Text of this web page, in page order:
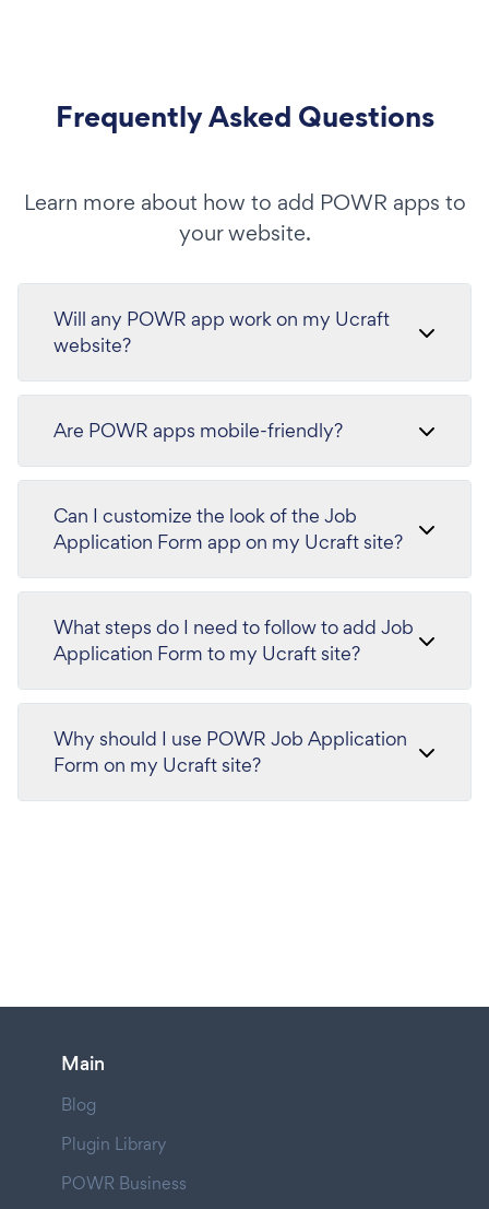
Frequently Asked Questions
Learn more about how to add POWR apps to
your website.
Will any POWR app work on my Ucraft
website?
Are POWR apps mobile-friendly?
Can I customize the look of the Job
Application Form app on my Ucraft site?
What steps do I need to follow to add Job
Application Form to my Ucraft site?
Why should I use POWR Job Application
Form on my Ucraft site?
Main
Blog
Plugin Library
POWR Business